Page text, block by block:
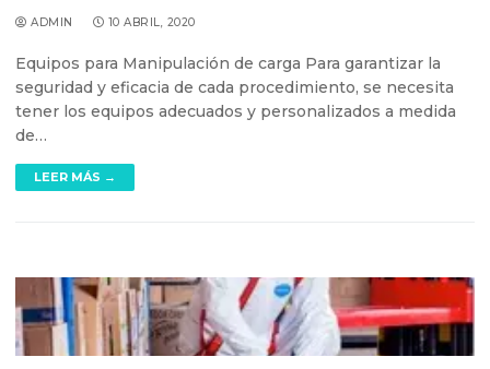
ADMIN 10 ABRIL, 2020
Equipos para Manipulación de carga Para garantizar la
seguridad y eficacia de cada procedimiento, se necesita
tener los equipos adecuados y personalizados a medida
de…
LEER MÁS →